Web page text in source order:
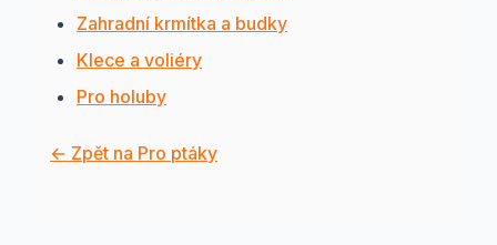
Zahradní krmítka a budky
Klece a voliéry
Pro holuby
← Zpět na Pro ptáky